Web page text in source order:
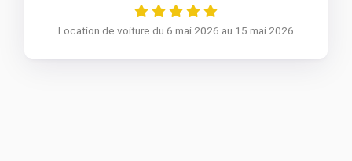
Location de voiture du 6 mai 2026 au 15 mai 2026